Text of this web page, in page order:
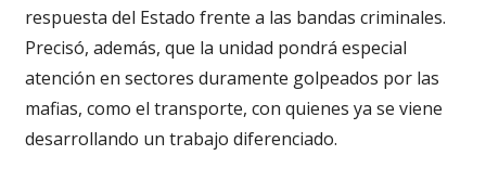
respuesta del Estado frente a las bandas criminales.
Precisó, además, que la unidad pondrá especial
atención en sectores duramente golpeados por las
mafias, como el transporte, con quienes ya se viene
desarrollando un trabajo diferenciado.